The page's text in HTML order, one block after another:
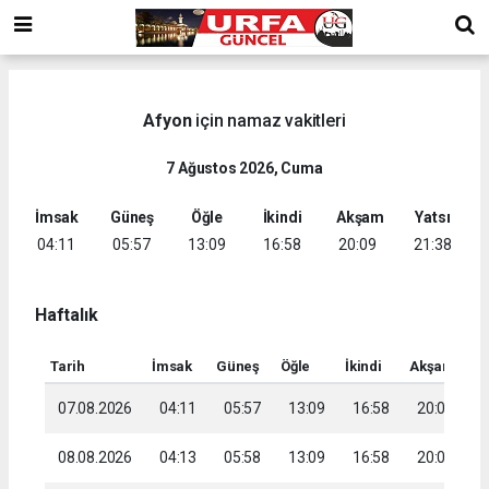
Afyoniçin namaz vakitleri
7 Ağustos 2026, Cuma
İmsak
04:11
Güneş
05:57
Öğle
13:09
İkindi
16:58
Akşam
20:09
Yatsı
21:38
Haftalık
Tarih İmsak Güneş Öğle İkindi Akşam
07.08.2026 04:11 05:57 13:09 16:58 20:09
08.08.2026 04:13 05:58 13:09 16:58 20:08